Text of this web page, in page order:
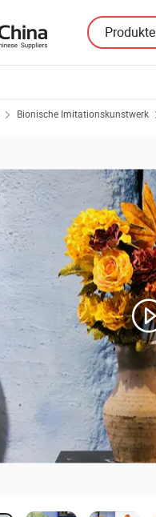
Produkte
Bionische Imitationskunstwerk